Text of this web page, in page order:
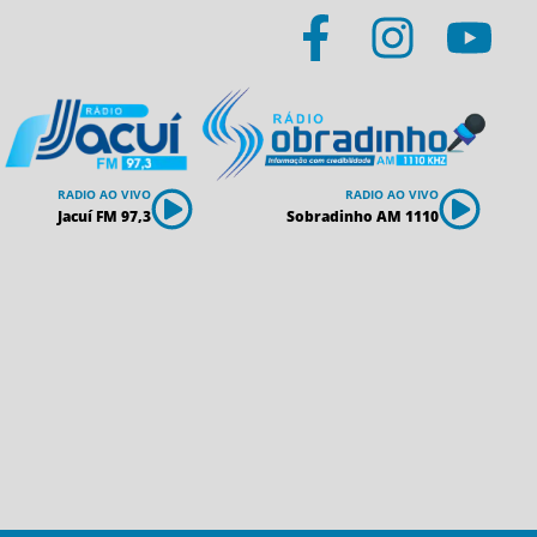
RADIO AO VIVO
Jacuí FM 97,3
RADIO AO VIVO
Sobradinho AM 1110